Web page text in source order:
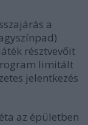
a
résztvevőit
limitált
jelentkezés
az épületben